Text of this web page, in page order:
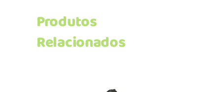
Produtos
Relacionados